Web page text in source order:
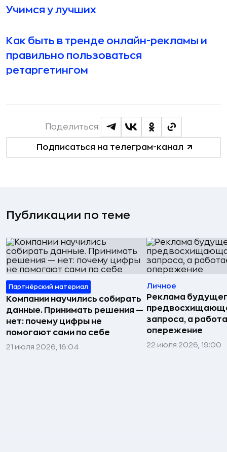
Учимся у лучших
Как быть в тренде онлайн-рекламы и
правильно пользоваться
ретаргетингом
Подписаться на телеграм-канал
Поделиться:
Публикации по теме
Партнёрский материал
Компании научились собирать
данные. Принимать решения —
нет: почему цифры не
помогают сами по себе
21 июля 2026, 16:04
Личное
Реклама
запроса, а
опережение
22 июля 2026, 19:00